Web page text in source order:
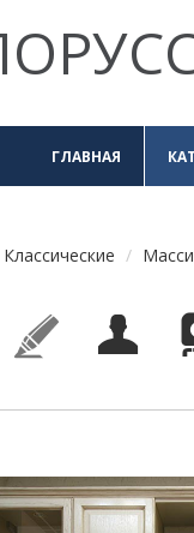
ГЛАВНАЯ
Классические